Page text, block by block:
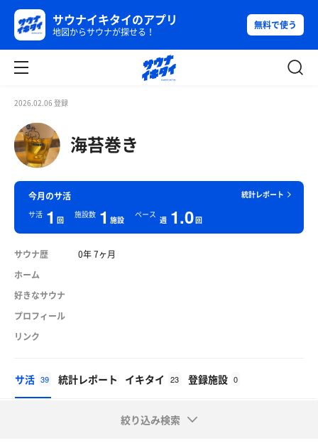
サウナイキタイのアプリ
地図からサウナが探せる！
無料で使う
2026.02.06 登録
海苔巻き
統計レポート
今月のサ活
サ活 1 回
施設数 1 施設
ペース
週 1.0回
サウナ歴
0年 7ヶ月
ホーム
好きなサウナ
プロフィール
リンク
サ活 39 統計レポート イキタイ 23 登録施設 0
絞り込み検索